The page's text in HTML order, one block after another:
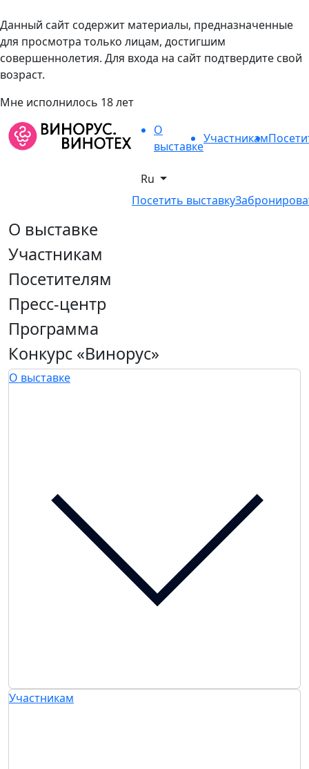
Данный сайт содержит материалы, предназначенные
для просмотра только лицам, достигшим
совершеннолетия. Для входа на сайт подтвердите свой
возраст.
Мне исполнилось 18 лет
О
выставке
Участникам
Ru
Посетить выставку
О выставке
Участникам
Посетителям
Пресс-центр
Программа
Конкурс «Винорус»
О выставке
Участникам